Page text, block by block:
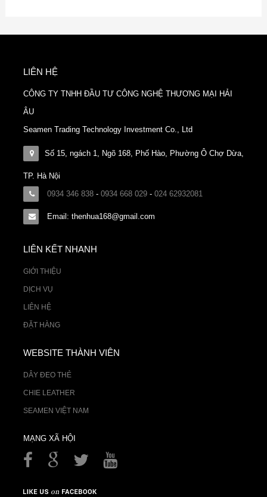
LIÊN HỆ
CÔNG TY TNHH ĐẦU TƯ CÔNG NGHỆ THƯƠNG MẠI HẢI
ÂU
Seamen Trading Technology Investment Co., Ltd
Số 15, ngách 1, Ngõ 168, Phố Hào, Phường Ô Chợ Dừa,
TP. Hà Nội
0934 346 838 - 0934 668 029 - 024 62932081
Email: thenhua168@gmail.com
LIÊN KẾT NHANH
GIỚI THIỆU
DỊCH VỤ
LIÊN HỆ
ĐẶT HÀNG
WEBSITE THÀNH VIÊN
DÂY ĐEO THẺ
CHIE LEATHER
SEAMEN VIỆT NAM
MẠNG XÃ HỘI